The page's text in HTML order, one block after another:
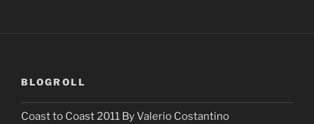
BLOGROLL
Coast to Coast 2011 By Valerio Costantino